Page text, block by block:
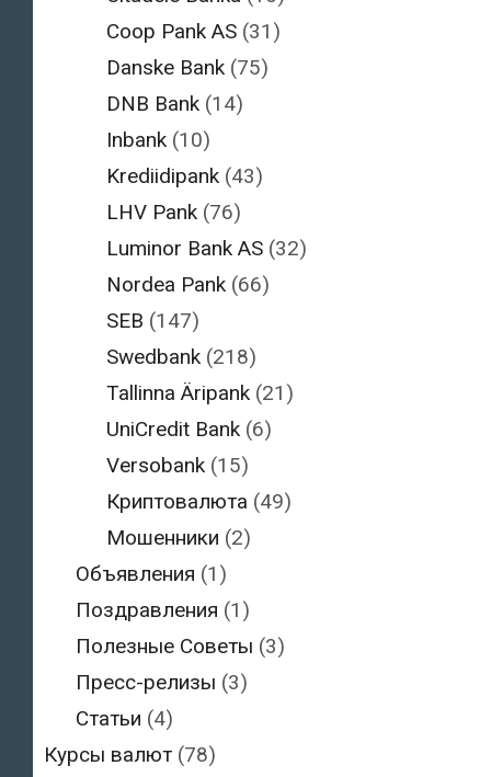
Coop Pank AS (31)
Danske Bank (75)
DNB Bank (14)
Inbank (10)
Krediidipank (43)
LHV Pank (76)
Luminor Bank AS (32)
Nordea Pank (66)
SEB (147)
Swedbank (218)
Tallinna Äripank (21)
UniCredit Bank (6)
Versobank (15)
Криптовалюта (49)
Мошенники (2)
Объявления (1)
Поздравления (1)
Полезные Советы (3)
Пресс-релизы (3)
Статьи (4)
Курсы валют (78)